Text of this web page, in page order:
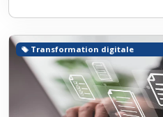
Transformation digitale